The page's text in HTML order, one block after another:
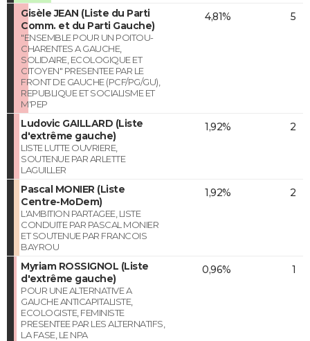
Gisèle JEAN (Liste du Parti
Comm. et du Parti Gauche)
"ENSEMBLE POUR UN POITOU-
CHARENTES A GAUCHE,
SOLIDAIRE, ECOLOGIQUE ET
CITOYEN" PRESENTEE PAR LE
FRONT DE GAUCHE (PCF/PG/GU),
REPUBLIQUE ET SOCIALISME ET
M'PEP
4,81% 5
Ludovic GAILLARD (Liste
d'extrême gauche)
LISTE LUTTE OUVRIERE,
SOUTENUE PAR ARLETTE
LAGUILLER
1,92% 2
Pascal MONIER (Liste
Centre-MoDem)
L'AMBITION PARTAGEE, LISTE
CONDUITE PAR PASCAL MONIER
ET SOUTENUE PAR FRANCOIS
BAYROU
1,92% 2
Myriam ROSSIGNOL (Liste
d'extrême gauche)
POUR UNE ALTERNATIVE A
GAUCHE ANTICAPITALISTE,
ECOLOGISTE, FEMINISTE
PRESENTEE PAR LES ALTERNATIFS,
LA FASE, LE NPA
0,96% 1